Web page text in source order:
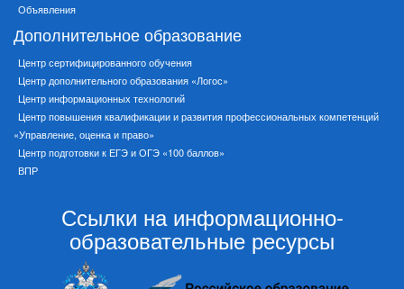
Объявления
Дополнительное образование
Центр сертифицированного обучения
Центр дополнительного образования «Логос»
Центр информационных технологий
Центр повышения квалификации и развития профессиональных компетенций
«Управление, оценка и право»
Центр подготовки к ЕГЭ и ОГЭ «100 баллов»
ВПР
Ссылки на информационно-
образовательные ресурсы